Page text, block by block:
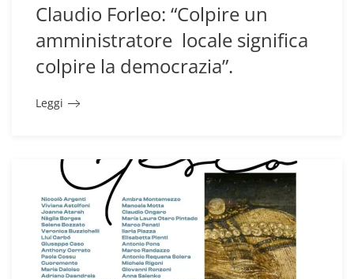
Claudio Forleo: “Colpire un
amministratore locale significa
colpire la democrazia”.
Leggi